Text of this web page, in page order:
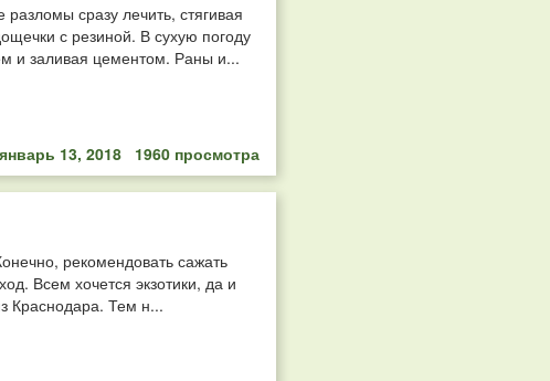
сразу лечить, стягивая
с резиной. В сухую погоду
и заливая цементом. Раны и...
январь 13, 2018 1960 просмотра
рекомендовать сажать
Всем хочется экзотики, да и
Краснодара. Тем н...